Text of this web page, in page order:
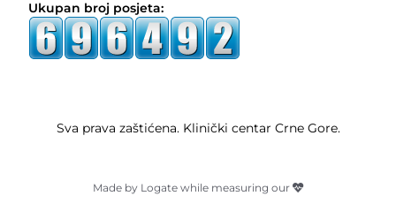
Ukupan broj posjeta:
Sva prava zaštićena. Klinički centar Crne Gore.
Made by Logate while measuring our